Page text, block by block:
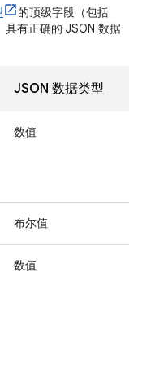
的顶级字段（包括
具有正确的 JSON 数据
JSON 数据类型
数值
布尔值
数值